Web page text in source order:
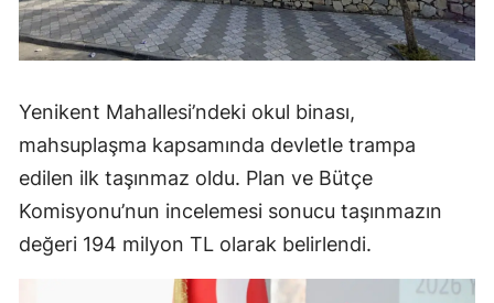
Yenikent Mahallesi’ndeki okul binası,
mahsuplaşma kapsamında devletle trampa
edilen ilk taşınmaz oldu. Plan ve Bütçe
Komisyonu’nun incelemesi sonucu taşınmazın
değeri 194 milyon TL olarak belirlendi.